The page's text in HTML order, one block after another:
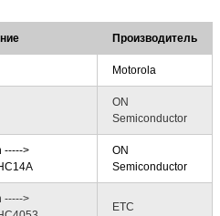
Производитель
Motorola
ON
Semiconductor
----->
ON
Semiconductor
----->
ETC